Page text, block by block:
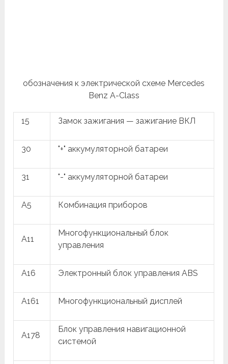
обозначения к электрической схеме Mercedes
Benz A-Class
15 Замок зажигания — зажигание ВКЛ
30 "+" аккумуляторной батареи
31 "-" аккумуляторной батареи
A5 Комбинация приборов
A11
Многофункциональный блок
управления
A16 Электронный блок управления ABS
A161 Многофункциональный дисплей
A178
Блок управления навигационной
системой